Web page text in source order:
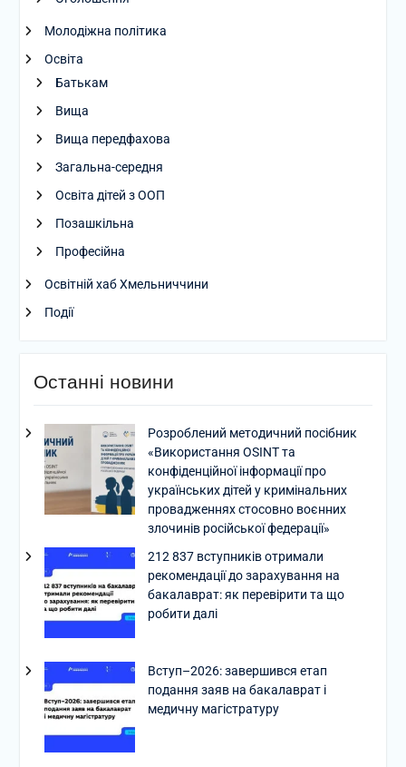
Молодіжна політика
Освіта
Батькам
Вища
Вища передфахова
Загальна-середня
Освіта дітей з ООП
Позашкільна
Професійна
Освітній хаб Хмельниччини
Події
Останні новини
Розроблений методичний посібник
«Використання OSINT та
конфіденційної інформації про
українських дітей у кримінальних
провадженнях стосовно воєнних
злочинів російської федерації»
212 837 вступників отримали
рекомендації до зарахування на
бакалаврат: як перевірити та що
робити далі
Вступ–2026: завершився етап
подання заяв на бакалаврат і
медичну магістратуру